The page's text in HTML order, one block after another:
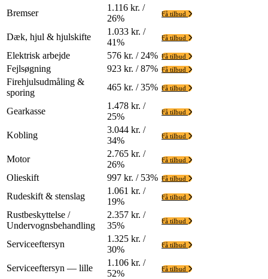
Bremser
1.116 kr. /
26%
Få tilbud
Dæk, hjul & hjulskifte
1.033 kr. /
41%
Få tilbud
Elektrisk arbejde 576 kr. / 24% Få tilbud
Fejlsøgning 923 kr. / 87% Få tilbud
Firehjulsudmåling &
sporing
465 kr. / 35% Få tilbud
Gearkasse
1.478 kr. /
25%
Få tilbud
Kobling
3.044 kr. /
34%
Få tilbud
Motor
2.765 kr. /
26%
Få tilbud
Olieskift 997 kr. / 53% Få tilbud
Rudeskift & stenslag
1.061 kr. /
19%
Få tilbud
Rustbeskyttelse /
Undervognsbehandling
2.357 kr. /
35%
Få tilbud
Serviceeftersyn
1.325 kr. /
30%
Få tilbud
Serviceeftersyn — lille
1.106 kr. /
52%
Få tilbud